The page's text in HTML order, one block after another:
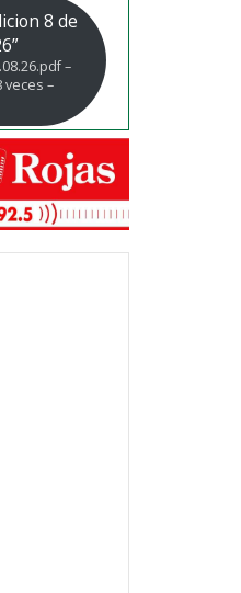
8 de
–
veces –